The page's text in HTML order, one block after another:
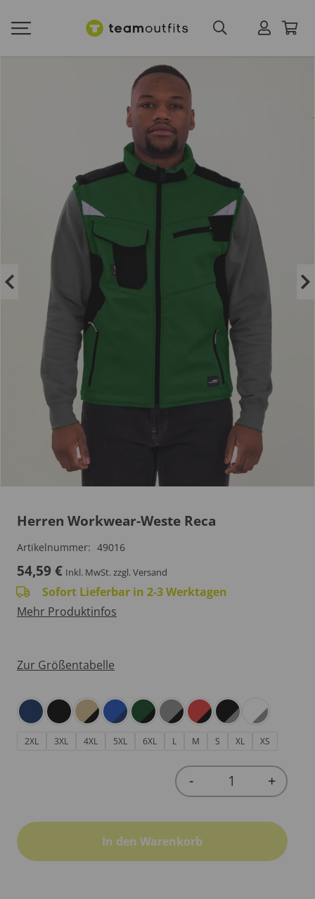
Herren Workwear-Weste Reca
Artikelnummer: 49016
54,59 € Inkl. MwSt.zzgl. Versand
Sofort Lieferbar in 2-3 Werktagen
Mehr Produktinfos
Zur Größentabelle
2XL 3XL 4XL 5XL 6XL L M S XL XS
Quantity
- +
In den Warenkorb